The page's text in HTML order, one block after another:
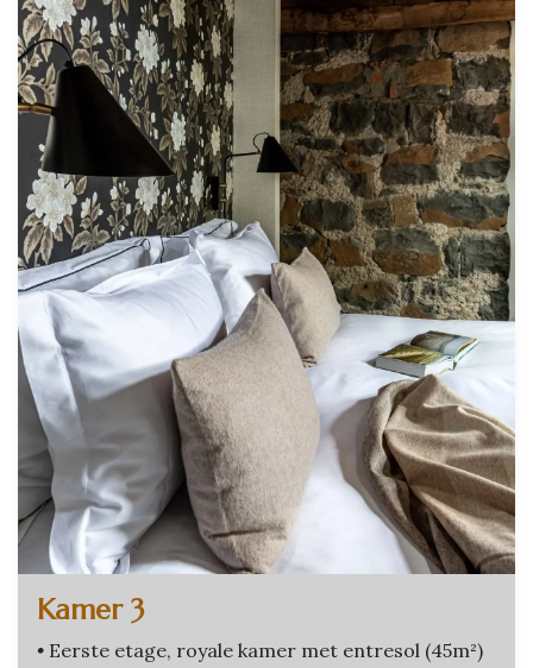
Kamer 3
• Eerste etage, royale kamer met entresol (45m²)